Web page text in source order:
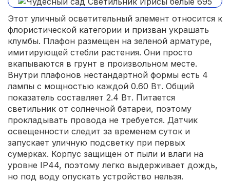
Этот уличный осветительный элемент относится к
флористической категории и призван украшать
клумбы. Плафон размещен на зеленой арматуре,
имитирующей стебли растения. Они просто
вкапываются в грунт в произвольном месте.
Внутри плафонов нестандартной формы есть 4
лампы с мощностью каждой 0.60 Вт. Общий
показатель составляет 2.4 Вт. Питается
светильник от солнечной батареи, поэтому
прокладывать провода не требуется. Датчик
освещенности следит за временем суток и
запускает уличную подсветку при первых
сумерках. Корпус защищен от пыли и влаги на
уровне IP44, поэтому легко выдерживает дождь,
но под воду опускать устройство нельзя.